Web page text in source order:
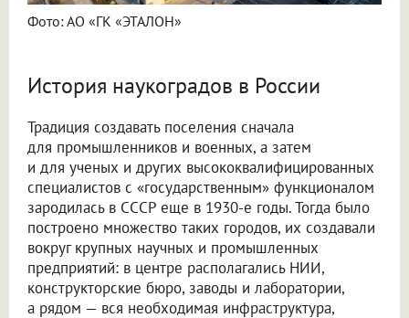
Фото: АО «ГК «ЭТАЛОН»
История наукоградов в России
Традиция создавать поселения сначала
для промышленников и военных, а затем
и для ученых и других высококвалифицированных
специалистов с «государственным» функционалом
зародилась в СССР еще в 1930-е годы. Тогда было
построено множество таких городов, их создавали
вокруг крупных научных и промышленных
предприятий: в центре располагались НИИ,
конструкторские бюро, заводы и лаборатории,
а рядом — вся необходимая инфраструктура,